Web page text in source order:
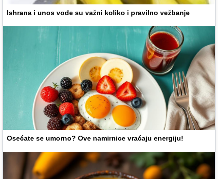
Ishrana i unos vode su važni koliko i pravilno vežbanje
Osećate se umorno? Ove namirnice vraćaju energiju!